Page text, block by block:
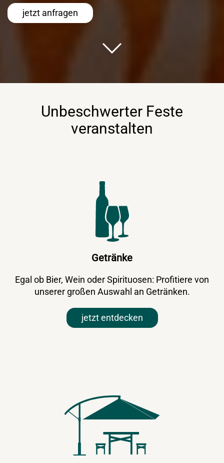
jetzt anfragen
Unbeschwerter Feste
veranstalten
Getränke
Egal ob Bier, Wein oder Spirituosen: Profitiere von
unserer großen Auswahl an Getränken.
jetzt entdecken